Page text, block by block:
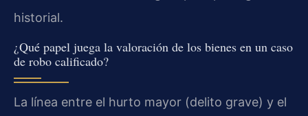
historial.
¿Qué papel juega la valoración de los bienes en un caso
de robo calificado?
La línea entre el hurto mayor (delito grave) y el